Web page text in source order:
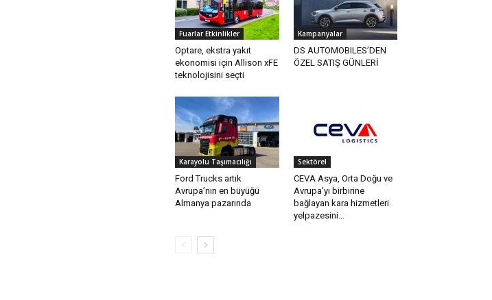
Fuarlar Etkinlikler
Optare, ekstra yakıt
ekonomisi için Allison xFE
teknolojisini seçti
Kampanyalar
DS AUTOMOBILES’DEN
ÖZEL SATIŞ GÜNLERİ
Karayolu Taşımacılığı
Ford Trucks artık
Avrupa’nın en büyüğü
Almanya pazarında
Sektörel
CEVA Asya, Orta Doğu ve
Avrupa’yı birbirine
bağlayan kara hizmetleri
yelpazesini...